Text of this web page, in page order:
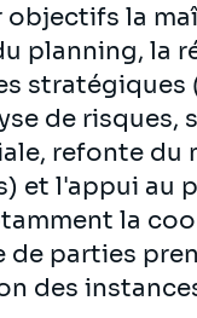
objectifs la
planning, la
stratégiques
de risques,
refonte du
et l'appui au
la
de parties
des